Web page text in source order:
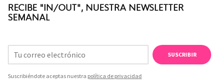
RECIBE "IN/OUT", NUESTRA NEWSLETTER
SEMANAL
SUSCRIBIR
Suscribiéndote aceptas nuestra política de privacidad